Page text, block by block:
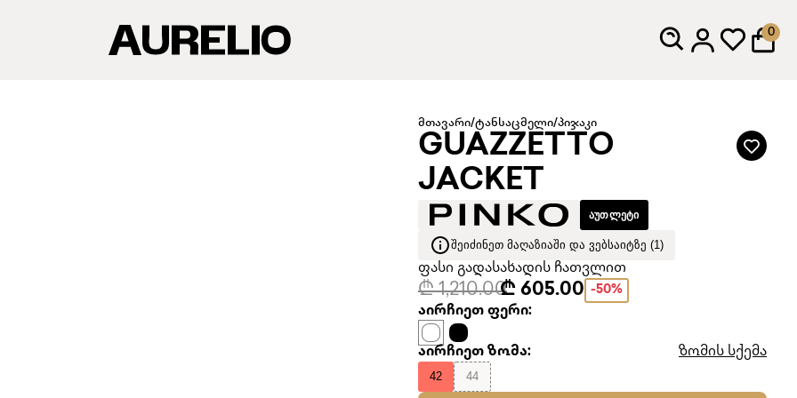
0
მთავარი/ტანსაცმელი/პიჯაკი
GUAZZETTO
JACKET
ᲐᲣᲗᲚᲔᲢᲘ
ᲨᲔᲘᲫᲘᲜᲔᲗ ᲛᲐᲦᲐᲖᲘᲐᲨᲘ ᲓᲐ ᲕᲔᲑᲡᲐᲘᲢᲖᲔ (1)
ფასი გადასახადის ჩათვლით
₾ 1,210.00₾ 605.00 -50%
აირჩიეთ ფერი:
აირჩიეთ ზომა: ზომის სქემა
42 44